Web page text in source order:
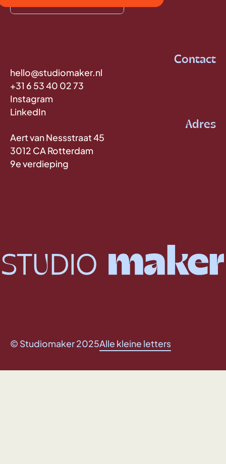
Contact
hello@studiomaker.nl
+31 6 53 40 02 73
Instagram
LinkedIn
Adres
Aert van Nessstraat 45
3012 CA Rotterdam
9e verdieping
Alle kleine letters
© Studiomaker 2025